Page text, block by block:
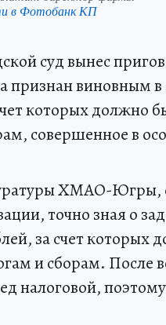
в Фотобанк КП
суд вынес
признан виновным
которых должно
совершенное в
ХМАО-Югры, с
точно зная о
за счет которых
и сборам. После
налоговой,